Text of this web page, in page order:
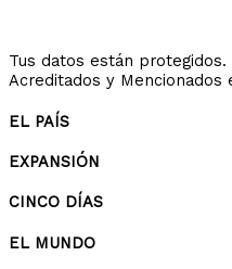
Tus datos están
Acreditados y Mencionados
EL PAÍS
EXPANSIÓN
CINCO DÍAS
EL MUNDO